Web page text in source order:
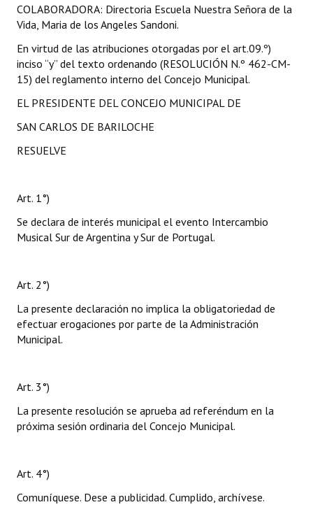
COLABORADORA: Directoria Escuela Nuestra Señora de la
Vida, Maria de los Angeles Sandoni.
En virtud de las atribuciones otorgadas por el art.09.º)
inciso “y” del texto ordenando (RESOLUCIÓN N.º 462-CM-
15) del reglamento interno del Concejo Municipal.
EL PRESIDENTE DEL CONCEJO MUNICIPAL DE
SAN CARLOS DE BARILOCHE
RESUELVE
Art. 1°)
Se declara de interés municipal el evento Intercambio
Musical Sur de Argentina y Sur de Portugal.
Art. 2°)
La presente declaración no implica la obligatoriedad de
efectuar erogaciones por parte de la Administración
Municipal.
Art. 3°)
La presente resolución se aprueba ad referéndum en la
próxima sesión ordinaria del Concejo Municipal.
Art. 4°)
Comuníquese. Dese a publicidad. Cumplido, archívese.